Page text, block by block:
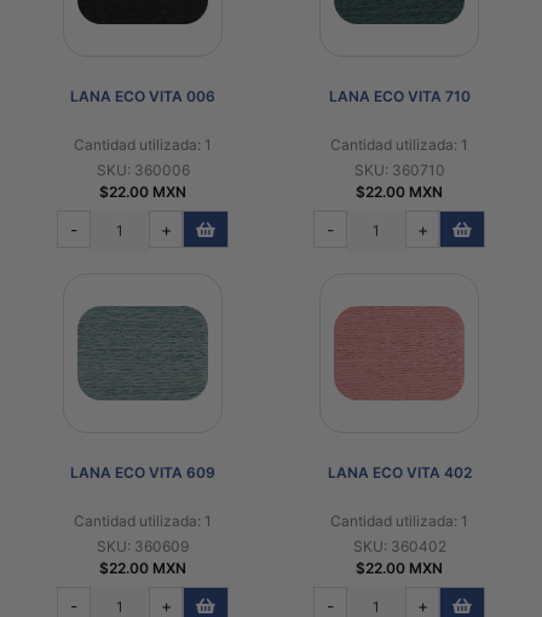
LANA ECO VITA 006
Cantidad utilizada: 1
SKU: 360006
$22.00 MXN
- +
LANA ECO VITA 710
Cantidad utilizada: 1
SKU: 360710
$22.00 MXN
- +
LANA ECO VITA 609
Cantidad utilizada: 1
SKU: 360609
$22.00 MXN
- +
LANA ECO VITA 402
Cantidad utilizada: 1
SKU: 360402
$22.00 MXN
- +